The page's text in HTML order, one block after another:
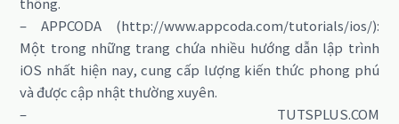
– APPCODA (http://www.appcoda.com/tutorials/ios/):
Một trong những trang chứa nhiều hướng dẫn lập trình
iOS nhất hiện nay, cung cấp lượng kiến thức phong phú
và được cập nhật thường xuyên.
– TUTSPLUS.COM